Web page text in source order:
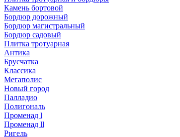
Камень бортовой
Бордюр дорожный
Бордюр магистральный
Бордюр садовый
Плитка тротуарная
Антика
Брусчатка
Классика
Мегаполис
Новый город
Палладио
Полигональ
Променад l
Променад ll
Ригель